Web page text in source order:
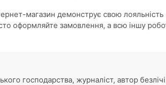
магазин демонструє свою лояльність
оформляйте замовлення, а всю іншу
господарства, журналіст, автор безлічі